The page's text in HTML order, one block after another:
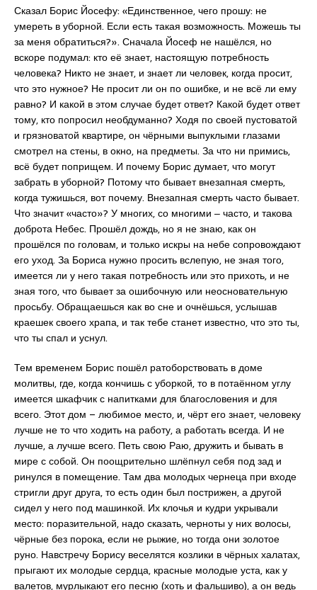
Сказал Борис Йосефу: «Единственное, чего прошу: не
умереть в уборной. Если есть такая возможность. Можешь ты
за меня обратиться?». Сначала Йосеф не нашёлся, но
вскоре подумал: кто её знает, настоящую потребность
человека? Никто не знает, и знает ли человек, когда просит,
что это нужное? Не просит ли он по ошибке, и не всё ли ему
равно? И какой в этом случае будет ответ? Какой будет ответ
тому, кто попросил необдуманно? Ходя по своей пустоватой
и грязноватой квартире, он чёрными выпуклыми глазами
смотрел на стены, в окно, на предметы. За что ни примись,
всё будет поприщем. И почему Борис думает, что могут
забрать в уборной? Потому что бывает внезапная смерть,
когда тужишься, вот почему. Внезапная смерть часто бывает.
Что значит «часто»? У многих, со многими ‒ часто, и такова
доброта Небес. Прошёл дождь, но я не знаю, как он
прошёлся по головам, и только искры на небе сопровождают
его уход. За Бориса нужно просить вслепую, не зная того,
имеется ли у него такая потребность или это прихоть, и не
зная того, что бывает за ошибочную или неосновательную
просьбу. Обращаешься как во сне и очнёшься, услышав
краешек своего храпа, и так тебе станет известно, что это ты,
что ты спал и уснул.
Тем временем Борис пошёл ратоборствовать в доме
молитвы, где, когда кончишь с уборкой, то в потаённом углу
имеется шкафчик с напитками для благословения и для
всего. Этот дом – любимое место, и, чёрт его знает, человеку
лучше не то что ходить на работу, а работать всегда. И не
лучше, а лучше всего. Петь свою Раю, дружить и бывать в
мире с собой. Он поощрительно шлёпнул себя под зад и
ринулся в помещение. Там два молодых чернеца при входе
стригли друг друга, то есть один был пострижен, а другой
сидел у него под машинкой. Их клочья и кудри укрывали
место: поразительной, надо сказать, черноты у них волосы,
чёрные без порока, если не рыжие, но тогда они золотое
руно. Навстречу Борису веселятся козлики в чёрных халатах,
прыгают их молодые сердца, красные молодые уста, как у
валетов, мурлыкают его песню (хоть и фальшиво), а он ведь